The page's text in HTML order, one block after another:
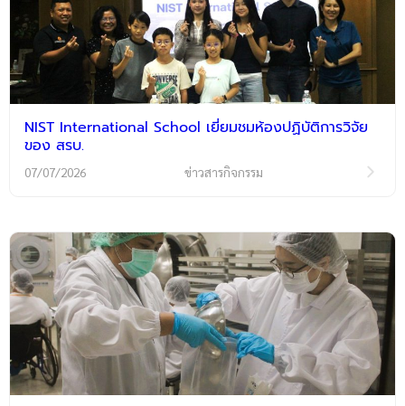
NIST International School เยี่ยมชมห้องปฏิบัติการวิจัย
ของ สรบ.
07/07/2026 ข่าวสารกิจกรรม